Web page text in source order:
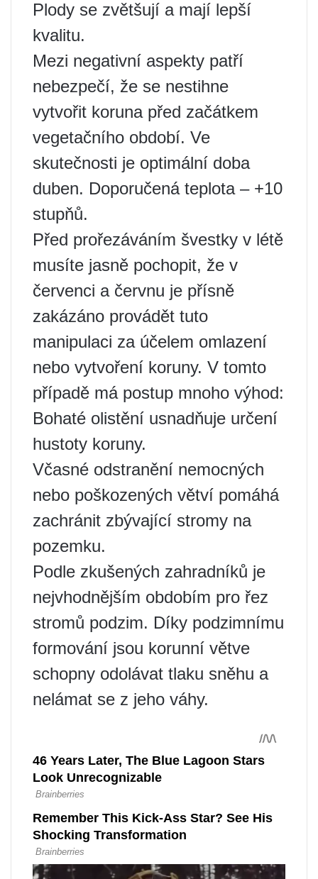
Plody se zvětšují a mají lepší
kvalitu.
Mezi negativní aspekty patří
nebezpečí, že se nestihne
vytvořit koruna před začátkem
vegetačního období. Ve
skutečnosti je optimální doba
duben. Doporučená teplota – +10
stupňů.
Před prořezáváním švestky v létě
musíte jasně pochopit, že v
červenci a červnu je přísně
zakázáno provádět tuto
manipulaci za účelem omlazení
nebo vytvoření koruny. V tomto
případě má postup mnoho výhod:
Bohaté olistění usnadňuje určení
hustoty koruny.
Včasné odstranění nemocných
nebo poškozených větví pomáhá
zachránit zbývající stromy na
pozemku.
Podle zkušených zahradníků je
nejvhodnějším obdobím pro řez
stromů podzim. Díky podzimnímu
formování jsou korunní větve
schopny odolávat tlaku sněhu a
nelámat se z jeho váhy.